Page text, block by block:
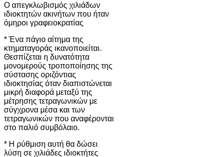
Ο απεγκλωβισμός χιλιάδων
ιδιοκτητών ακινήτων που ήταν
όμηροι γραφειοκρατίας
* Ένα πάγιο αίτημα της
κτηματαγοράς ικανοποιείται.
Θεσπίζεται η δυνατότητα
μονομερούς τροποποίησης της
σύστασης οριζόντιας
ιδιοκτησίας όταν διαπιστώνεται
μικρή διαφορά μεταξύ της
μέτρησης τετραγωνικών με
σύγχρονα μέσα και των
τετραγωνικών που αναφέρονται
στο παλιό συμβόλαιο.
* Η ρύθμιση αυτή θα δώσει
λύση σε χιλιάδες ιδιοκτήτες